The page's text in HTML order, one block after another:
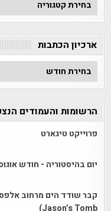
לפי
ארכיון הכתבות
ארכיון
הכתבות
הרשומות והעמודים
פרוייקט טיגארט
יום בהיסטוריה - חודש
Jason’s Tomb)